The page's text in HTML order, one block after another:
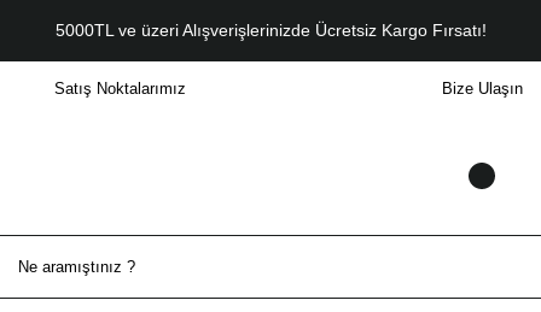
5000TL ve üzeri Alışverişlerinizde Ücretsiz Kargo Fırsatı!
Satış Noktalarımız Bize Ulaşın